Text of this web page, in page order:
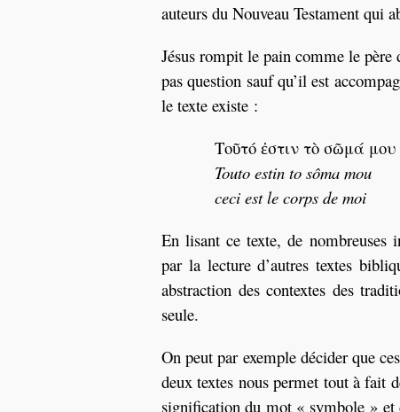
auteurs du Nouveau Testament qui
Jésus rompit le pain comme le
pas question sauf qu’il est
le texte existe :
Τοῦτό ἐστιν τὸ σῶμά μου
Touto estin to sôma mou
ceci est le corps de moi
En lisant ce texte, de nombreuses
par la lecture d’autres textes
abstraction des contextes des
seule.
On peut par exemple décider que
deux textes nous permet tout à fait
signification du mot « symbole » et